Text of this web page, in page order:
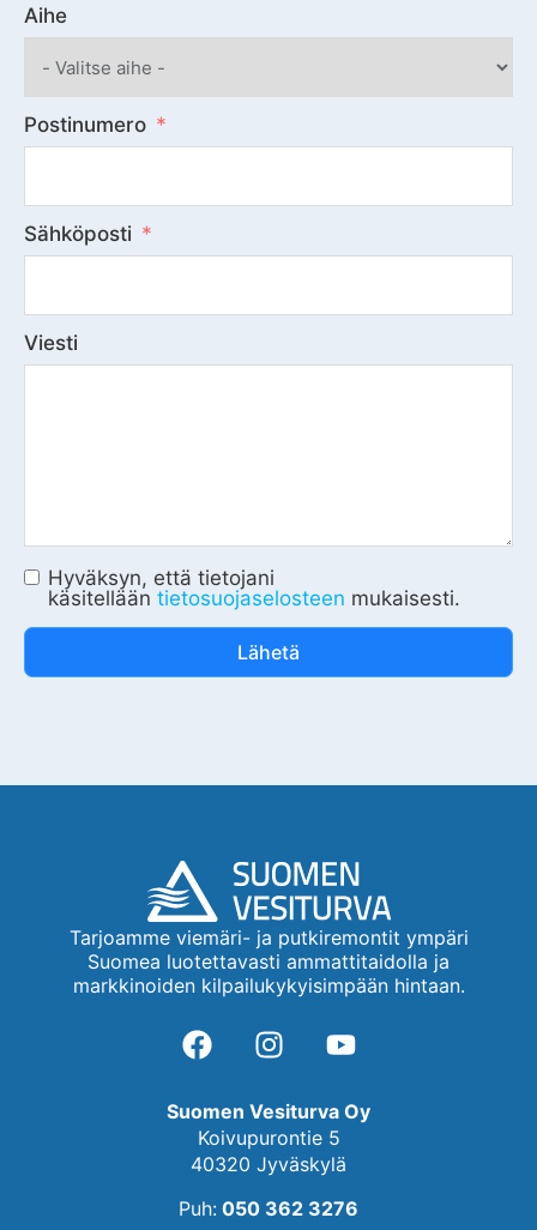
Aihe
Postinumero
Sähköposti
Viesti
Hyväksyn, että tietojani
käsitellään tietosuojaselosteen mukaisesti.
Lähetä
Tarjoamme viemäri- ja putkiremontit ympäri
Suomea luotettavasti ammattitaidolla ja
markkinoiden kilpailukykyisimpään hintaan.
Suomen Vesiturva Oy
Koivupurontie 5
40320 Jyväskylä
Puh: 050 362 3276